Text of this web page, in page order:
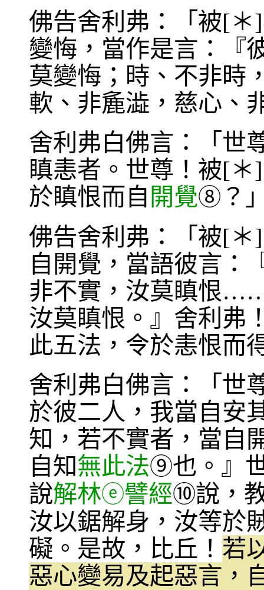
佛告舍利弗：「被[
變悔，當作是言：『
莫變悔；時、不非時
軟、非麁澁，慈心、
舍利弗白佛言：「世
瞋恚者。世尊！被[
於瞋恨而自 開覺⑧ ？
佛告舍利弗：「被[
自開覺，當語彼言：
非不實，汝莫瞋恨
汝莫瞋恨。』舍利弗
此五法，令於恚恨而
舍利弗白佛言：「世
於彼二人，我當自安
知，若不實者，當自
自知無此法⑨也。』
說解林ⓔ譬經⑩說，
汝以鋸解身，汝等於
礙。是故，比丘！ 若
惡心變易及起惡言，